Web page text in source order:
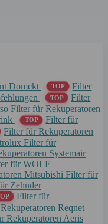
Domekt
TOP
Filter
TOP
Filter
Filter für Rekuperatoren
TOP
Filter für
Filter für Rekuperatoren
Filter für
Systemair
für WOLF
Mitsubishi Filter für
Zehnder
Filter für
Reqnet
Rekuperatoren Aeris